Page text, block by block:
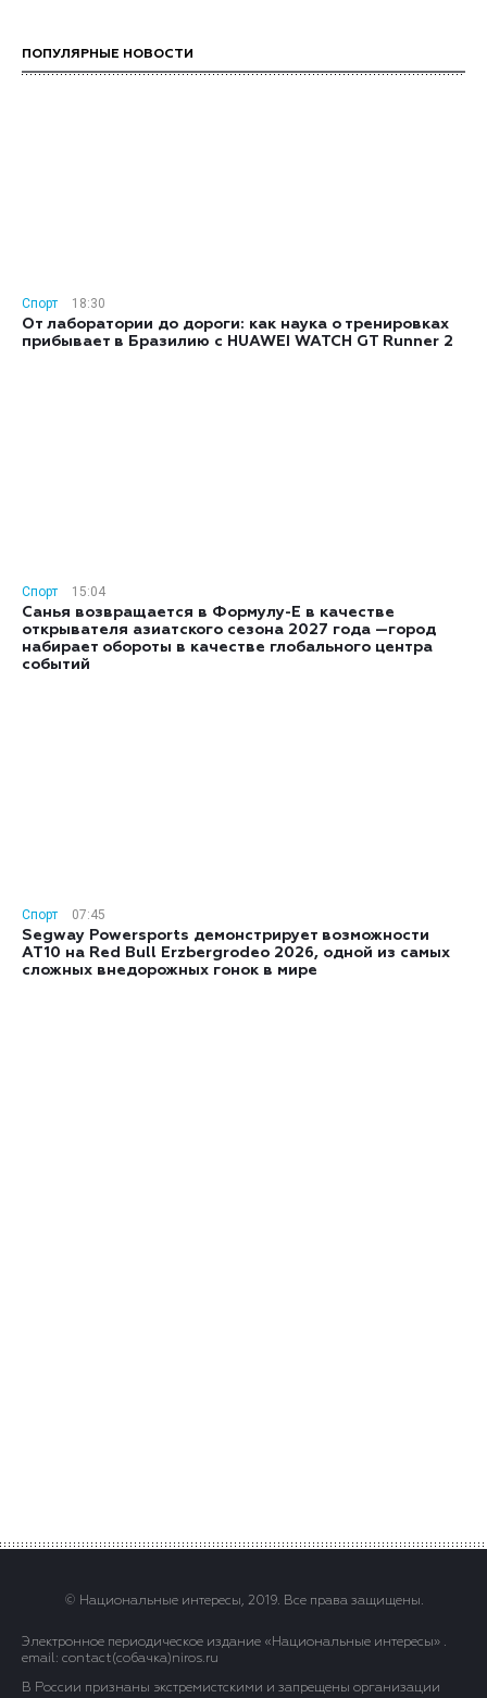
ПОПУЛЯРНЫЕ НОВОСТИ
Спорт
18:30
От лаборатории до дороги: как наука о тренировках
прибывает в Бразилию с HUAWEI WATCH GT Runner 2
Спорт
15:04
Санья возвращается в Формулу-E в качестве
открывателя азиатского сезона 2027 года —город
набирает обороты в качестве глобального центра
событий
Спорт
07:45
Segway Powersports демонстрирует возможности
AT10 на Red Bull Erzbergrodeo 2026, одной из самых
сложных внедорожных гонок в мире
© Национальные интересы, 2019. Все права защищены.
Электронное периодическое издание «Национальные интересы» .
email: contact(сoбaчка)niros.ru
В России признаны экстремистскими и запрещены организации